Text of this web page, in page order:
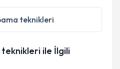
ilişkinAydınlatma
kişisel verilerimin belirtilen
kabul ediyorum.
Gönder
teknikleri
ile İlgili